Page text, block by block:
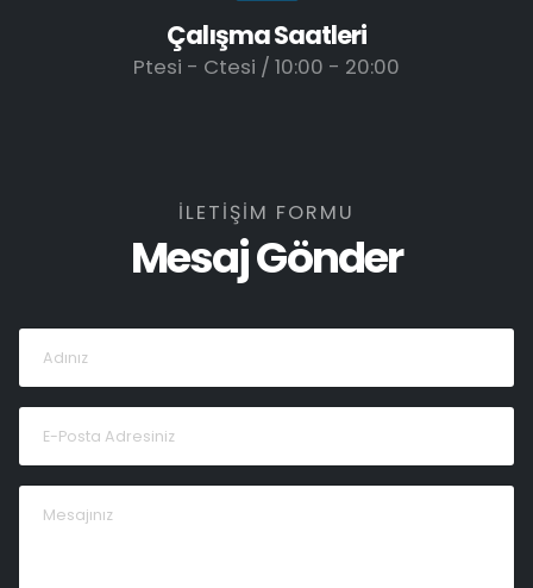
Çalışma Saatleri
Ptesi - Ctesi / 10:00 - 20:00
İLETİŞİM FORMU
Mesaj Gönder